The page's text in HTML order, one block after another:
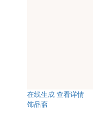
在线生成 查看详情
饰品斋